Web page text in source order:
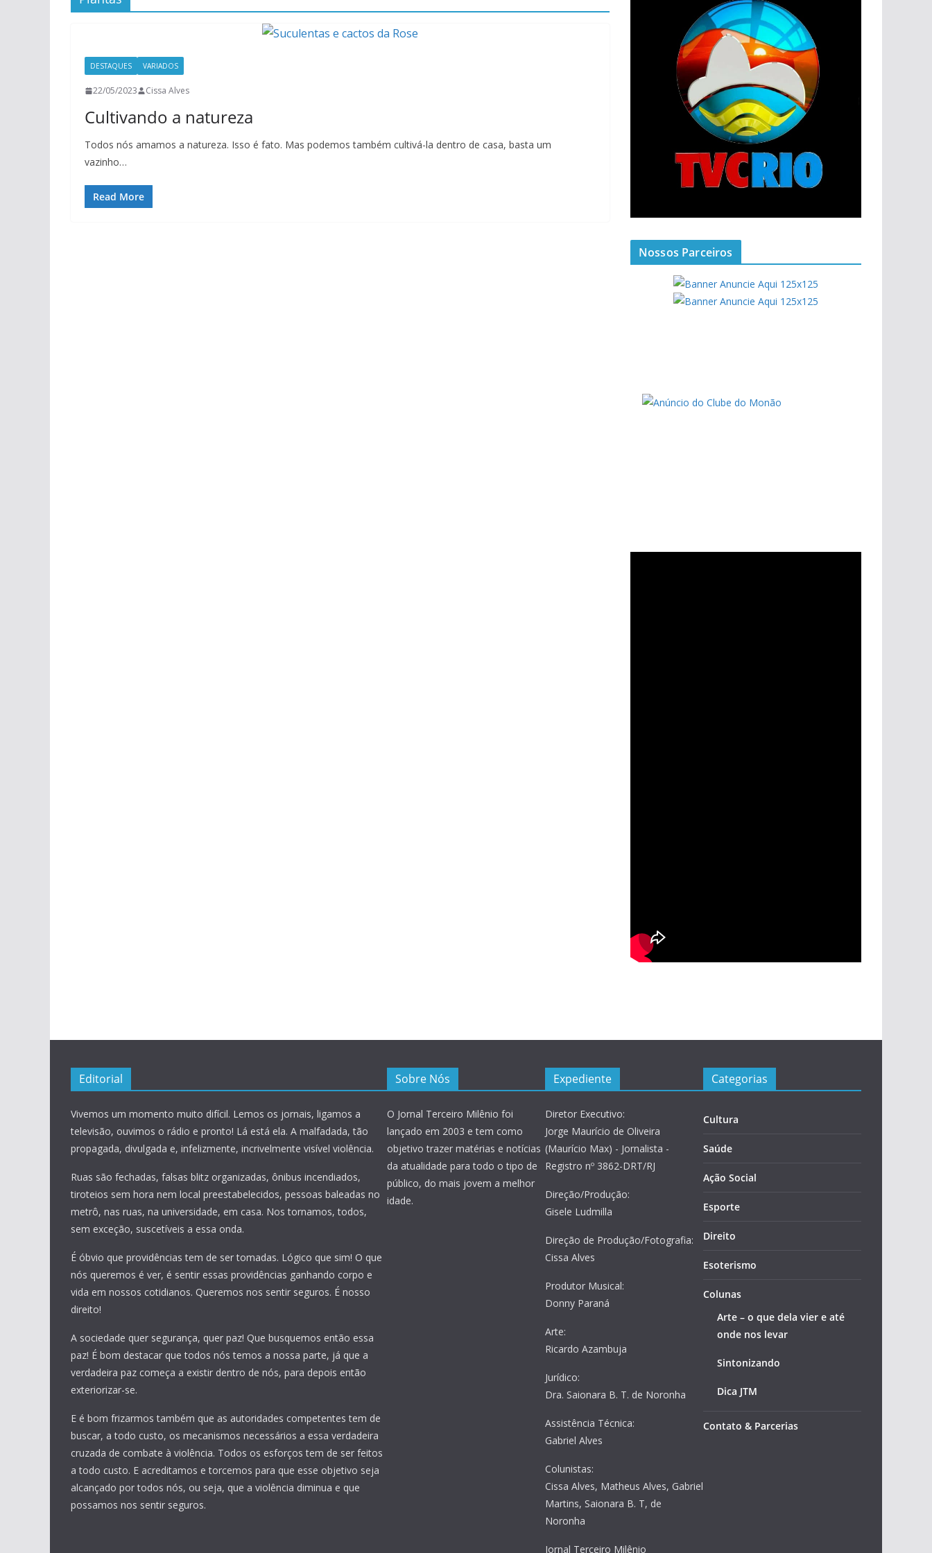
DESTAQUES VARIADOS
22/05/2023 Cissa Alves
Cultivando a natureza
Todos nós amamos a natureza. Isso é fato. Mas podemos também cultivá-la dentro de casa, basta um
vazinho…
Read More
Nossos Parceiros
Editorial
Vivemos um momento muito difícil. Lemos os jornais, ligamos a
televisão, ouvimos o rádio e pronto! Lá está ela. A malfadada, tão
propagada, divulgada e, infelizmente, incrivelmente visível violência.
Ruas são fechadas, falsas blitz organizadas, ônibus incendiados,
tiroteios sem hora nem local preestabelecidos, pessoas baleadas no
metrô, nas ruas, na universidade, em casa. Nos tornamos, todos,
sem exceção, suscetíveis a essa onda.
É óbvio que providências tem de ser tomadas. Lógico que sim! O que
nós queremos é ver, é sentir essas providências ganhando corpo e
vida em nossos cotidianos. Queremos nos sentir seguros. É nosso
direito!
A sociedade quer segurança, quer paz! Que busquemos então essa
paz! É bom destacar que todos nós temos a nossa parte, já que a
verdadeira paz começa a existir dentro de nós, para depois então
exteriorizar-se.
E é bom frizarmos também que as autoridades competentes tem de
buscar, a todo custo, os mecanismos necessários a essa verdadeira
cruzada de combate à violência. Todos os esforços tem de ser feitos
a todo custo. E acreditamos e torcemos para que esse objetivo seja
alcançado por todos nós, ou seja, que a violência diminua e que
possamos nos sentir seguros.
Sobre Nós
O Jornal Terceiro Milênio foi
lançado em 2003 e tem como
objetivo trazer matérias e notícias
da atualidade para todo o tipo de
público, do mais jovem a melhor
idade.
Expediente
Diretor Executivo:
Jorge Maurício de Oliveira
(Maurício Max) - Jornalista -
Registro nº 3862-DRT/RJ
Direção/Produção:
Gisele Ludmilla
Direção de Produção/Fotografia:
Cissa Alves
Produtor Musical:
Donny Paraná
Arte:
Ricardo Azambuja
Jurídico:
Dra. Saionara B. T. de Noronha
Assistência Técnica:
Gabriel Alves
Colunistas:
Cissa Alves, Matheus Alves, Gabriel
Martins, Saionara B. T, de
Noronha
Jornal Terceiro Milênio
Categorias
Cultura
Saúde
Ação Social
Esporte
Direito
Esoterismo
Colunas
Arte – o que dela vier e até
onde nos levar
Sintonizando
Dica JTM
Contato & Parcerias